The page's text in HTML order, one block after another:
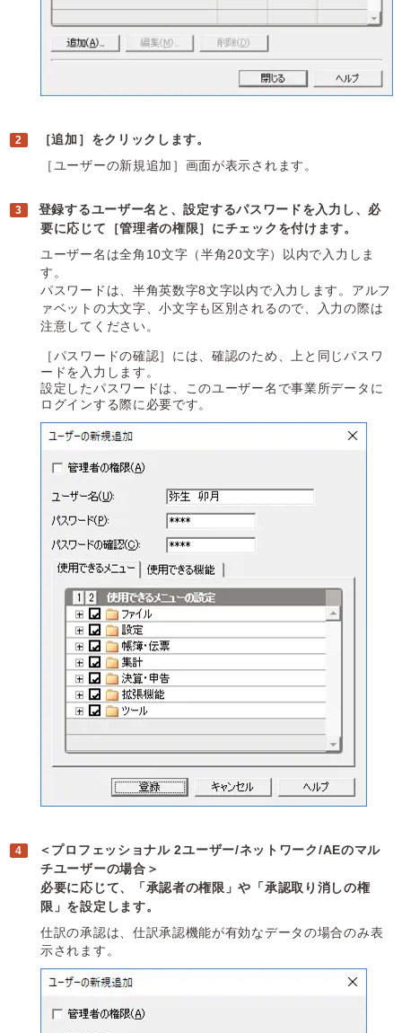
［追加］をクリックします。
［ユーザーの新規追加］画面が表示されます。
登録するユーザー名と、設定するパスワードを入力し、必
要に応じて［管理者の権限］にチェックを付けます。
ユーザー名は全角10文字（半角20文字）以内で入力しま
す。
パスワードは、半角英数字8文字以内で入力します。アルフ
ァベットの大文字、小文字も区別されるので、入力の際は
注意してください。
［パスワードの確認］には、確認のため、上と同じパスワ
ードを入力します。
設定したパスワードは、このユーザー名で事業所データに
ログインする際に必要です。
＜プロフェッショナル 2ユーザー/ネットワーク/AEのマル
チユーザーの場合＞
必要に応じて、「承認者の権限」や「承認取り消しの権
限」を設定します。
仕訳の承認は、仕訳承認機能が有効なデータの場合のみ表
示されます。